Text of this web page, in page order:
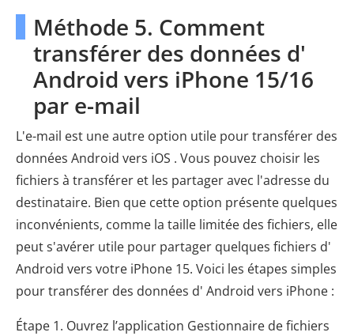
Méthode 5. Comment
transférer des données d'
Android vers iPhone 15/16
par e-mail
L'e-mail est une autre option utile pour transférer des
données Android vers iOS . Vous pouvez choisir les
fichiers à transférer et les partager avec l'adresse du
destinataire. Bien que cette option présente quelques
inconvénients, comme la taille limitée des fichiers, elle
peut s'avérer utile pour partager quelques fichiers d'
Android vers votre iPhone 15. Voici les étapes simples
pour transférer des données d' Android vers iPhone :
Étape 1. Ouvrez l’application Gestionnaire de fichiers